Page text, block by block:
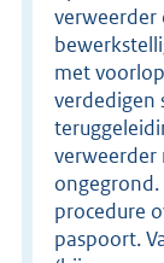
verweerder
met
verdedigen
verweerder
ongegrond.
procedure
paspoort.